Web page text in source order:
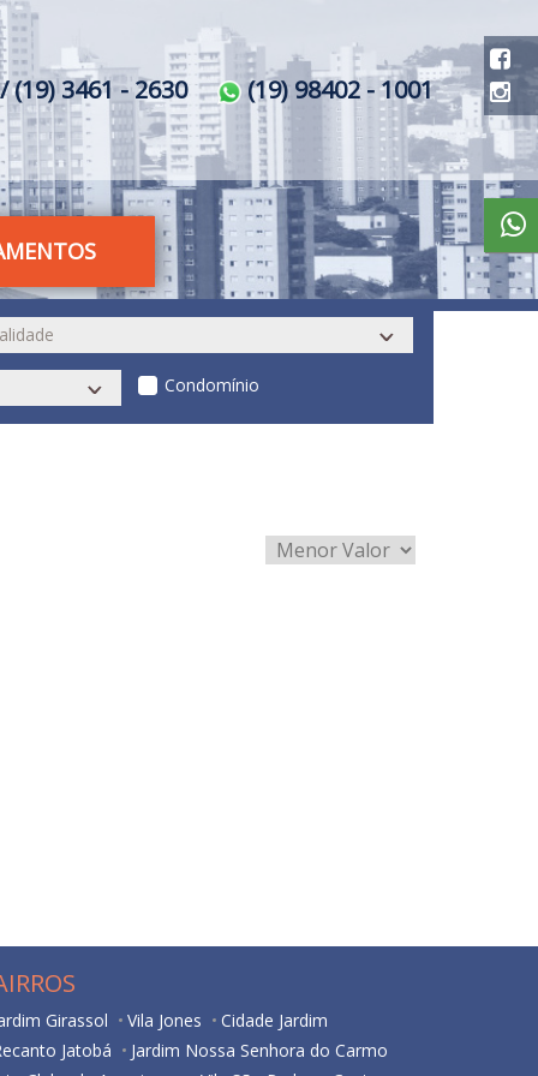
(19) 3461 - 2630 (19) 98402 - 1001
Condomínio
Girassol Vila Jones
Cidade Jardim
Jatobá
Jardim Nossa Senhora do Carmo